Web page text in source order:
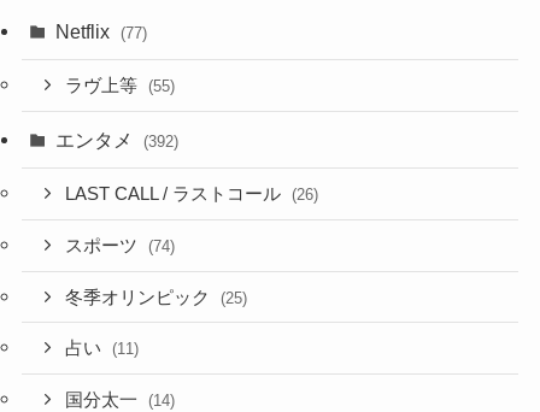
Netflix (77)
ラヴ上等 (55)
エンタメ (392)
LAST CALL / ラストコール (26)
スポーツ (74)
冬季オリンピック (25)
占い (11)
国分太一 (14)